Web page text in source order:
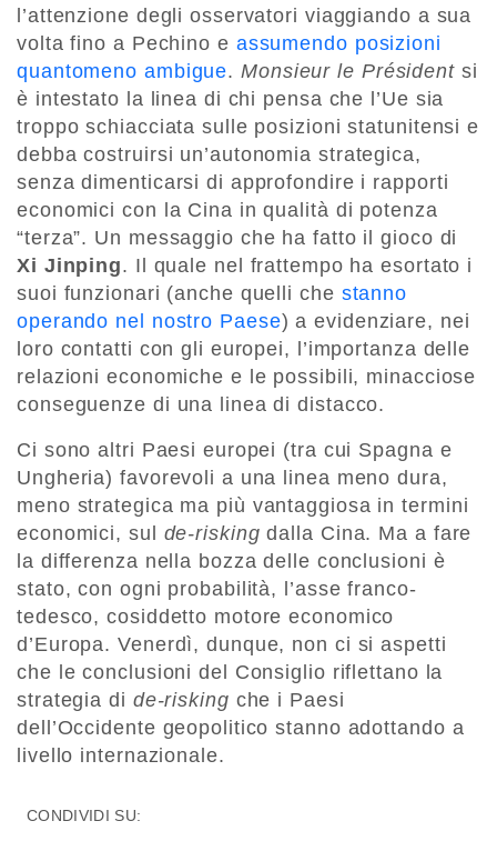
l’attenzione degli osservatori viaggiando a sua
volta fino a Pechino e assumendo posizioni
quantomeno ambigue.Monsieur le Présidentsi
è intestato la linea di chi pensa che l’Ue sia
troppo schiacciata sulle posizioni statunitensi e
debba costruirsi un’autonomia strategica,
senza dimenticarsi di approfondire i rapporti
economici con la Cina in qualità di potenza
“terza”. Un messaggio che ha fatto il gioco di
Xi Jinping. Il quale nel frattempo ha esortato i
suoi funzionari (anche quelli che stanno
operando nel nostro Paese) a evidenziare, nei
loro contatti con gli europei, l’importanza delle
relazioni economiche e le possibili, minacciose
conseguenze di una linea di distacco.
Ci sono altri Paesi europei (tra cui Spagna e
Ungheria) favorevoli a una linea meno dura,
meno strategica ma più vantaggiosa in termini
economici, sul de-risking dalla Cina. Ma a fare
la differenza nella bozza delle conclusioni è
stato, con ogni probabilità, l’asse franco-
tedesco, cosiddetto motore economico
d’Europa. Venerdì, dunque, non ci si aspetti
che le conclusioni del Consiglio riflettano la
strategia di de-risking che i Paesi
dell’Occidente geopolitico stanno adottando a
livello internazionale.
CONDIVIDI SU: